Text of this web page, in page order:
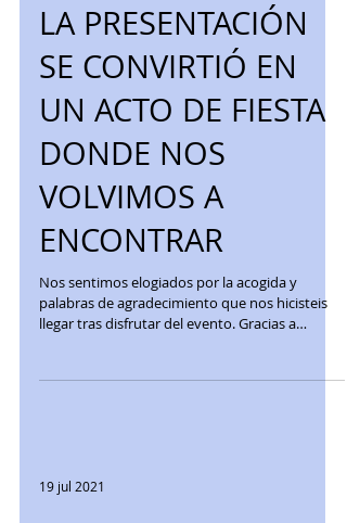
LA PRESENTACIÓN
SE CONVIRTIÓ EN
UN ACTO DE FIESTA
DONDE NOS
VOLVIMOS A
ENCONTRAR
Nos sentimos elogiados por la acogida y
palabras de agradecimiento que nos hicisteis
llegar tras disfrutar del evento. Gracias a
19 jul 2021